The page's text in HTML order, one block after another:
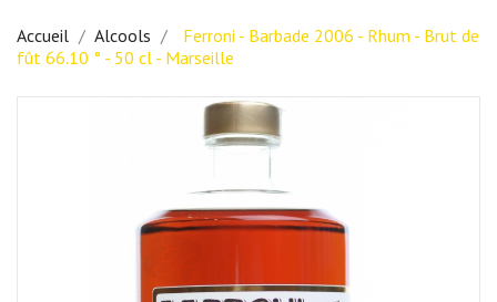
Accueil Alcools
Ferroni - Barbade 2006 - Rhum - Brut de
fût 66.10 ° - 50 cl - Marseille